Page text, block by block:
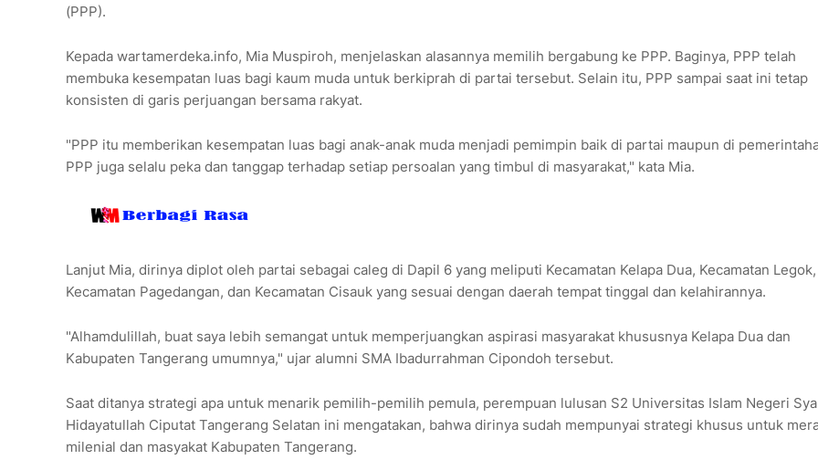
(PPP).
Kepada wartamerdeka.info, Mia Muspiroh, menjelaskan alasannya memilih bergabung ke PPP. Baginya, PPP telah
membuka kesempatan luas bagi kaum muda untuk berkiprah di partai tersebut. Selain itu, PPP sampai saat ini tetap
konsisten di garis perjuangan bersama rakyat.
"PPP itu memberikan kesempatan luas bagi anak-anak muda menjadi pemimpin baik di partai maupun di
PPP juga selalu peka dan tanggap terhadap setiap persoalan yang timbul di masyarakat," kata Mia.
Lanjut Mia, dirinya diplot oleh partai sebagai caleg di Dapil 6 yang meliputi Kecamatan Kelapa Dua, Kecamatan Legok,
Kecamatan Pagedangan, dan Kecamatan Cisauk yang sesuai dengan daerah tempat tinggal dan kelahirannya.
"Alhamdulillah, buat saya lebih semangat untuk memperjuangkan aspirasi masyarakat khususnya Kelapa Dua dan
Kabupaten Tangerang umumnya," ujar alumni SMA Ibadurrahman Cipondoh tersebut.
Saat ditanya strategi apa untuk menarik pemilih-pemilih pemula, perempuan lulusan S2 Universitas Islam Negeri
Hidayatullah Ciputat Tangerang Selatan ini mengatakan, bahwa dirinya sudah mempunyai strategi khusus untuk
milenial dan masyakat Kabupaten Tangerang.